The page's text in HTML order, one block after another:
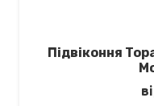
Підвіконня